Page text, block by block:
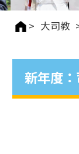
> 大司教
新年度